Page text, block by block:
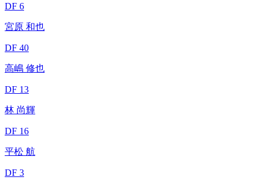
DF 6
宮原 和也
DF 40
高嶋 修也
DF 13
林 尚輝
DF 16
平松 航
DF 3